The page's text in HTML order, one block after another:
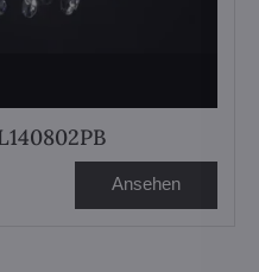
Ansehen